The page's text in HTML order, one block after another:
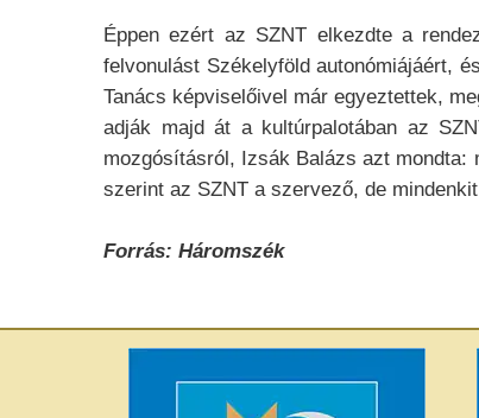
Éppen ezért az SZNT elkezdte a
felvonulást Székelyföld autonómiájáért,
Tanács képviselőivel már egyeztettek,
adják majd át a kultúrpalotában az
mozgósításról, Izsák Balázs azt mondta:
szerint az SZNT a szervező, de
Forrás: Háromszék